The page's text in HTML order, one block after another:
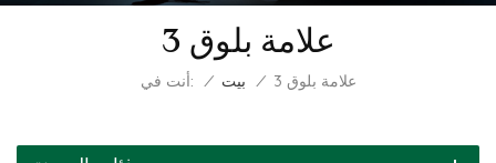
علامة بلوق 3
أنت في: / بيت / علامة بلوق 3